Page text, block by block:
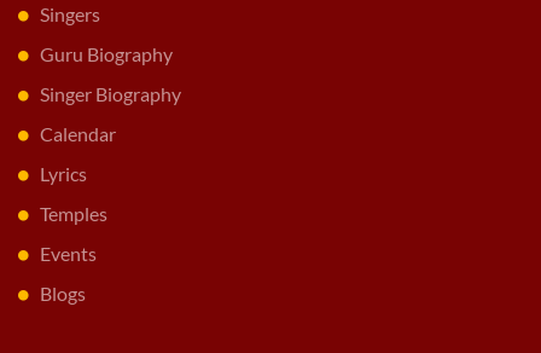
Singers
Guru Biography
Singer Biography
Calendar
Lyrics
Temples
Events
Blogs